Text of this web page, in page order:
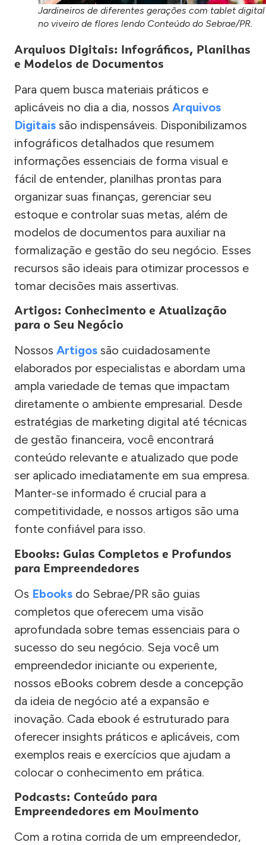
Jardineiros de diferentes gerações com tablet digital
no viveiro de flores lendo Conteúdo do Sebrae/PR.
Arquivos Digitais: Infográficos, Planilhas
e Modelos de Documentos
Para quem busca materiais práticos e
aplicáveis no dia a dia, nossos Arquivos
Digitais são indispensáveis. Disponibilizamos
infográficos detalhados que resumem
informações essenciais de forma visual e
fácil de entender, planilhas prontas para
organizar suas finanças, gerenciar seu
estoque e controlar suas metas, além de
modelos de documentos para auxiliar na
formalização e gestão do seu negócio. Esses
recursos são ideais para otimizar processos e
tomar decisões mais assertivas.
Artigos: Conhecimento e Atualização
para o Seu Negócio
Nossos Artigos são cuidadosamente
elaborados por especialistas e abordam uma
ampla variedade de temas que impactam
diretamente o ambiente empresarial. Desde
estratégias de marketing digital até técnicas
de gestão financeira, você encontrará
conteúdo relevante e atualizado que pode
ser aplicado imediatamente em sua empresa.
Manter-se informado é crucial para a
competitividade, e nossos artigos são uma
fonte confiável para isso.
Ebooks: Guias Completos e Profundos
para Empreendedores
Os Ebooks do Sebrae/PR são guias
completos que oferecem uma visão
aprofundada sobre temas essenciais para o
sucesso do seu negócio. Seja você um
empreendedor iniciante ou experiente,
nossos eBooks cobrem desde a concepção
da ideia de negócio até a expansão e
inovação. Cada ebook é estruturado para
oferecer insights práticos e aplicáveis, com
exemplos reais e exercícios que ajudam a
colocar o conhecimento em prática.
Podcasts: Conteúdo para
Empreendedores em Movimento
Com a rotina corrida de um empreendedor,